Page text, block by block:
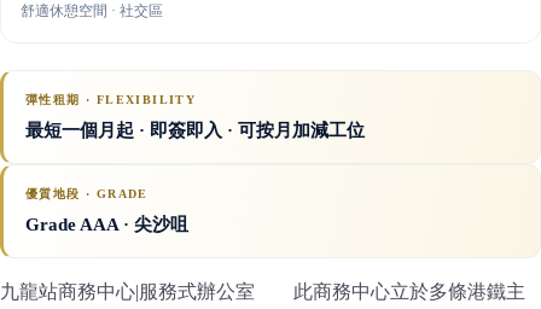
舒適休憩空間 · 社交區
彈性租期 · FLEXIBILITY
最短一個月起 · 即簽即入 · 可按月加減工位
優質地段 · GRADE
Grade AAA· 尖沙咀
九龍站商務中心|服務式辦公室 此商務中心立於多條港鐵主